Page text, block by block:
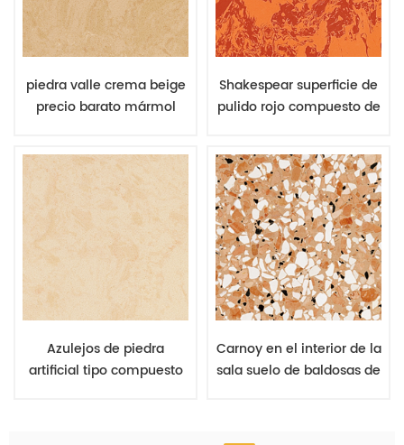
piedra valle crema beige
precio barato mármol
azulejos suelos
Shakespear superficie de
pulido rojo compuesto de
Azulejos de piedra
artificial tipo compuesto
Carnoy en el interior de la
sala suelo de baldosas de